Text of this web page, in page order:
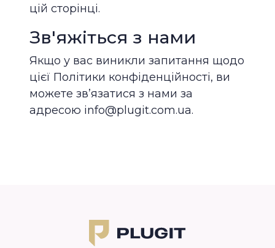
цій сторінці.
Зв'яжіться з нами
Якщо у вас виникли запитання щодо
цієї Політики конфіденційності, ви
можете зв’язатися з нами за
адресою info@plugit.com.ua.